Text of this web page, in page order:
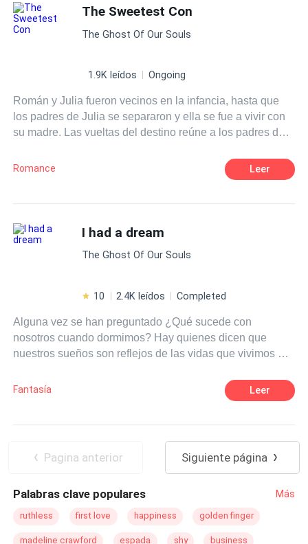
The Sweetest Con
The Ghost Of Our Souls
1.9K leídos Ongoing
Román y Julia fueron vecinos en la infancia, hasta que
los padres de Julia se separaron y ella se fue a vivir con
su madre. Las vueltas del destino reúne a los padres de
inocente amistad con Román, podría convertirse en una
historia de amor que los marcaría de por vida.
Romance Leer
I had a dream
The Ghost Of Our Souls
10 2.4K leídos Completed
Alguna vez se han preguntado ¿Qué sucede con
nosotros cuando dormimos? Hay quienes dicen que
nuestros sueños son reflejos de las vidas que vivimos en
Fantasía Leer
Pagina anterior Siguiente página
Palabras clave populares Más
ruthless first love happiness golden finger
madeline crawford espada shy business